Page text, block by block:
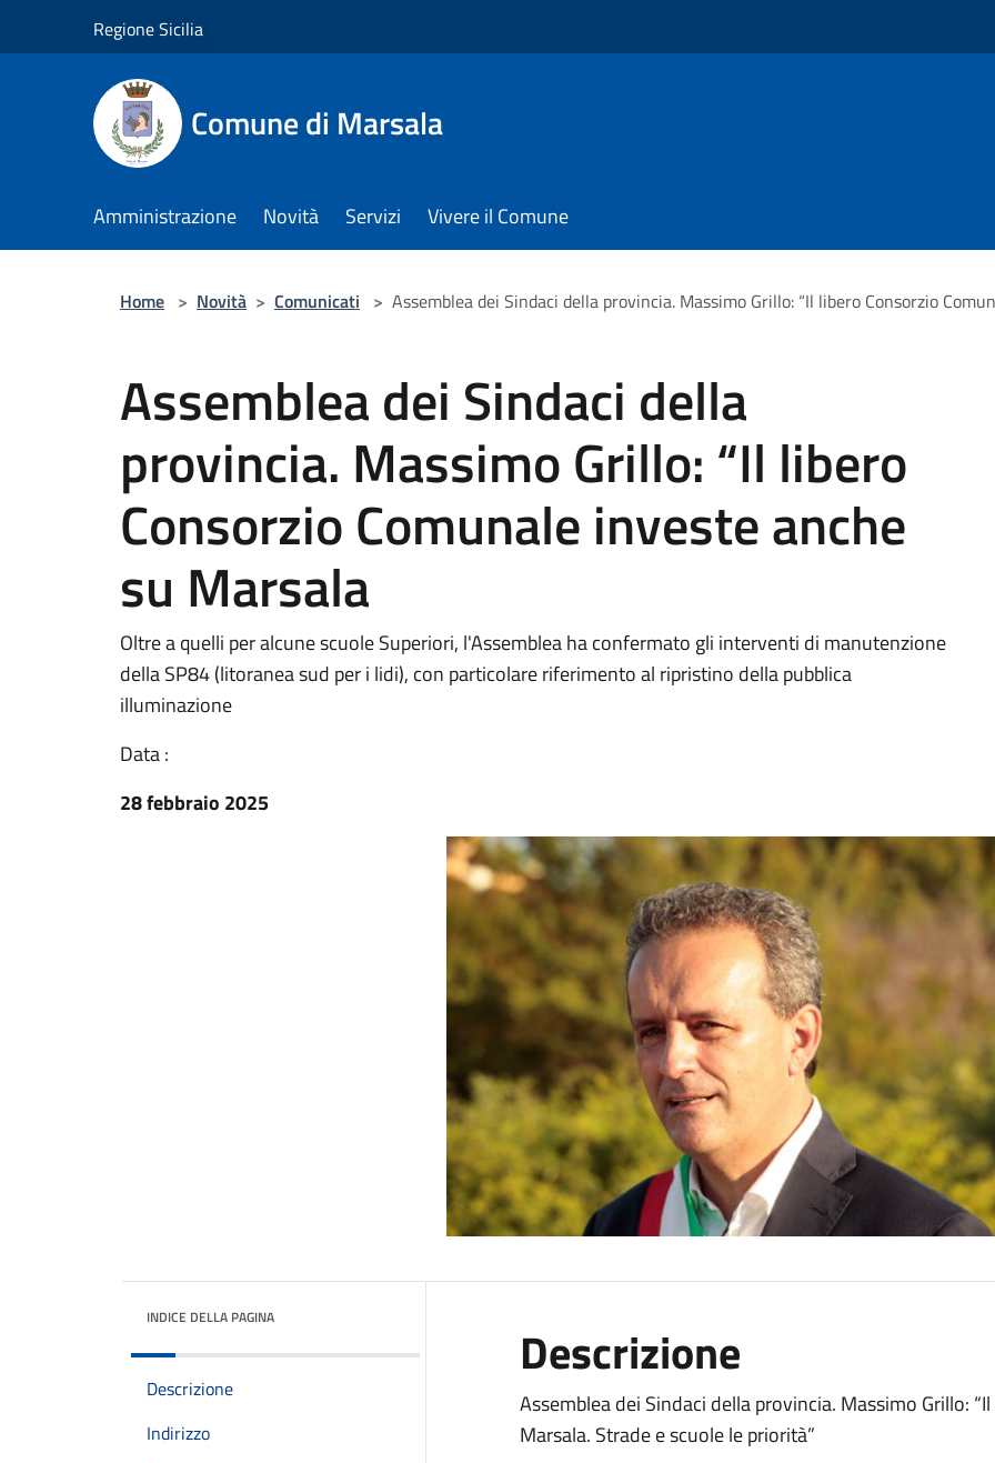
Regione Sicilia
Comune di Marsala
Amministrazione Novità Servizi Vivere il Comune
Home > Novità > Comunicati > Assemblea dei Sindaci della provincia. Massimo Grillo: “Il libero Consorzio
Assemblea dei Sindaci della
provincia. Massimo Grillo: “Il libero
Consorzio Comunale investe anche
su Marsala
Oltre a quelli per alcune scuole Superiori, l'Assemblea ha confermato gli interventi di manutenzione
della SP84 (litoranea sud per i lidi), con particolare riferimento al ripristino della pubblica
illuminazione
Data :
28 febbraio 2025
INDICE DELLA PAGINA
Descrizione
Indirizzo
Descrizione
Assemblea dei Sindaci della provincia. Massimo Grillo:
Marsala. Strade e scuole le priorità”